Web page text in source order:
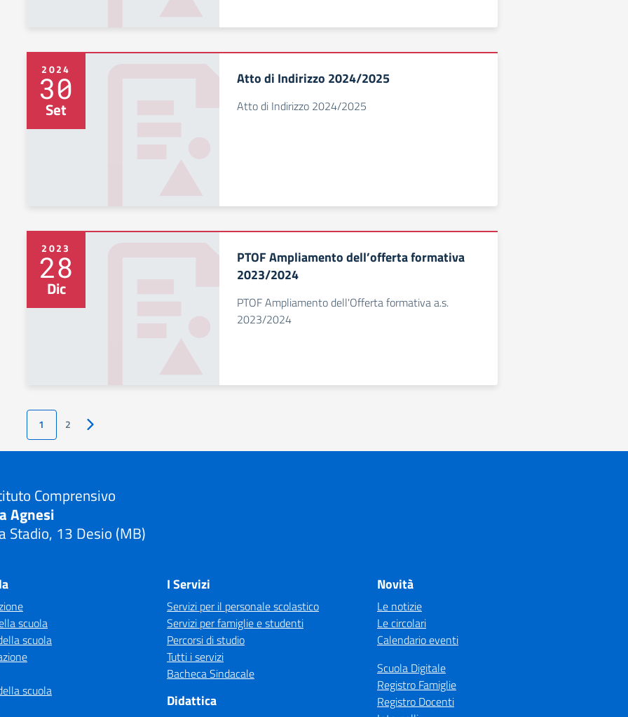
2024
30
Set
Atto di Indirizzo 2024/2025
Atto di Indirizzo 2024/2025
2023
28
Dic
PTOF Ampliamento dell’offerta formativa
2023/2024
PTOF Ampliamento dell'Offerta formativa a.s.
2023/2024
1 2 Pagina successiva
Comprensivo
Agnesi
Stadio, 13 Desio (MB)
scuola
scuola
scuola
I Servizi
Servizi per il personale scolastico
Servizi per famiglie e studenti
Percorsi di studio
Tutti i servizi
Bacheca Sindacale
Didattica
Novità
Le notizie
Le circolari
Calendario eventi
Scuola Digitale
Registro Famiglie
Registro Docenti